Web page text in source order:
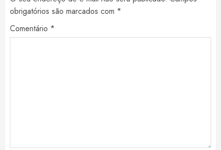
obrigatórios são marcados com *
Comentário *